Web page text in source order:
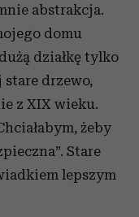
abstrakcja.
domu
działkę tylko
stare drzewo,
z XIX wieku.
żeby
Stare
lepszym